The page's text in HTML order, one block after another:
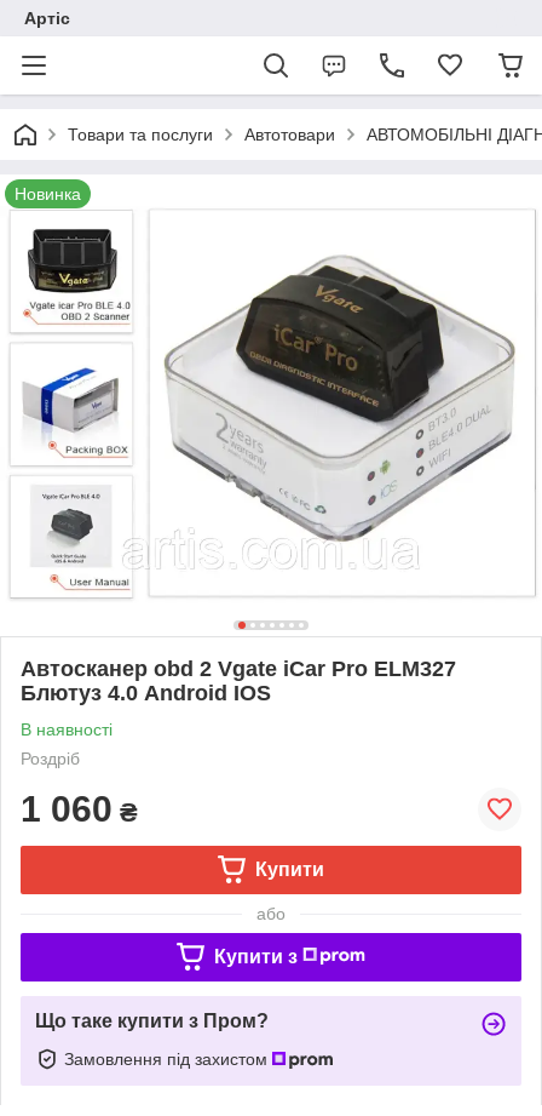
Артіс
Товари та послуги Автотовари АВТОМОБІЛЬНІ
Новинка
Автосканер obd 2 Vgate iCar Pro ELM327
Блютуз 4.0 Android IOS
В наявності
Роздріб
1 060 ₴
Купити
або
Купити з
Що таке купити з Пром?
Замовлення під захистом